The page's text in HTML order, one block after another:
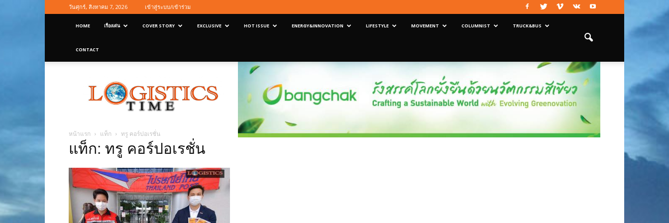
วันศุกร์, สิงหาคม 7, 2026 เข้าสู่ระบบ/เข้าร่วม
HOME เรื่องเด่น COVER STORY EXCLUSIVE HOT ISSUE ENERGY&INNOVATION LIFESTYLE MOVEMENT COLUMNIST TRUCK&BUS
CONTACT
Magazine
หน้าแรก แท็ก ทรู คอร์ปอเรชั่น
แท็ก: ทรู คอร์ปอเรชั่น